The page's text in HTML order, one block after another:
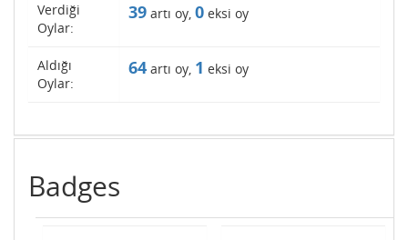
Verdiği
Oylar:
39 artı oy, 0 eksi oy
Aldığı
Oylar:
64 artı oy, 1 eksi oy
Badges